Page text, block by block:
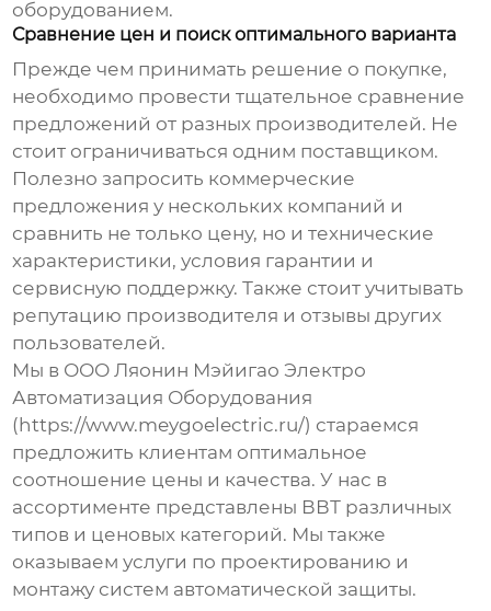
оборудованием.
Сравнение цен и поиск оптимального варианта
Прежде чем принимать решение о покупке,
необходимо провести тщательное сравнение
предложений от разных производителей. Не
стоит ограничиваться одним поставщиком.
Полезно запросить коммерческие
предложения у нескольких компаний и
сравнить не только цену, но и технические
характеристики, условия гарантии и
сервисную поддержку. Также стоит учитывать
репутацию производителя и отзывы других
пользователей.
Мы в ООО Ляонин Мэйигао Электро
Автоматизация Оборудования
(https://www.meygoelectric.ru/) стараемся
предложить клиентам оптимальное
соотношение цены и качества. У нас в
ассортименте представлены ВВТ различных
типов и ценовых категорий. Мы также
оказываем услуги по проектированию и
монтажу систем автоматической защиты.